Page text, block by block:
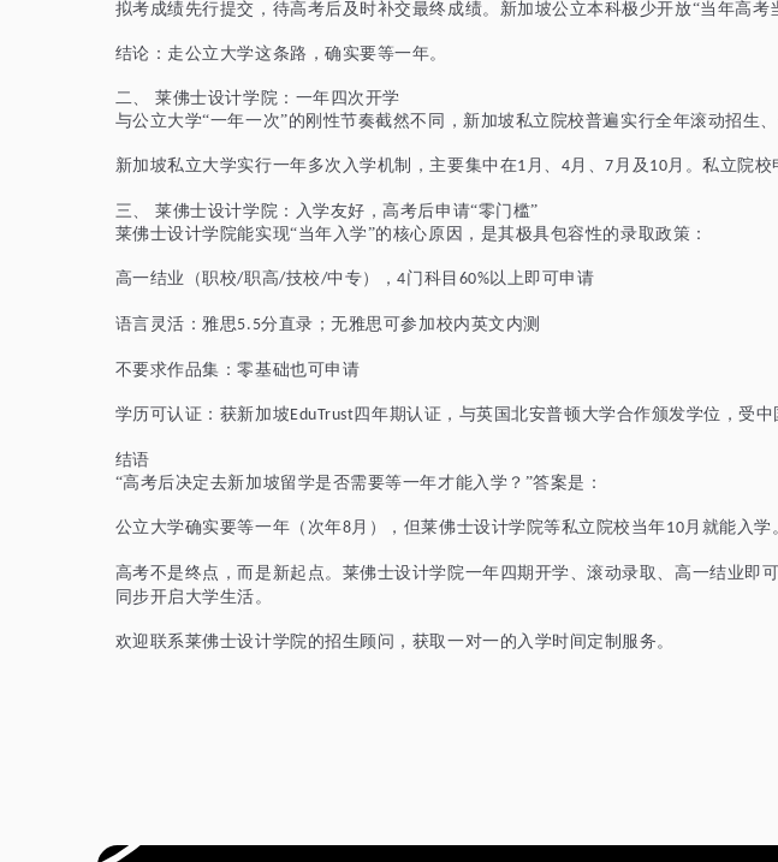
拟考成绩先行提交，待高考后及时补交最终成绩。新加坡公立本科极少开放“当年高考
结论：走公立大学这条路，确实要等一年。
二、
莱佛士设计学院：一年四次开学
与公立大学“一年一次”的刚性节奏截然不同，新加坡私立院校普遍实行全年滚动招生
新加坡私立大学实行一年多次入学机制，主要集中在1 月、 4月、7 月及 10月。私立院
三、 莱佛士设计学院：入学友好，高考后申请“零门槛”
莱佛士设计学院能实现“当年入学”的核心原因，是其极具包容性的录取政策：
高一结业（职校/职高/技校/中专），4门科目 60%以上即可申请
语言灵活：雅思5.5分直录；无雅思可参加校内英文内测
不要求作品集：零基础也可申请
学历可认证：获新加坡EduTrust四年期认证，与英国北安普顿大学合作颁发学位，受
结语
“高考后决定去新加坡留学是否需要等一年才能入学？”答案是：
公立大学确实要等一年（次年8月），但莱佛士设计学院等私立院校当年10月 就能入学
高考不是终点，而是新起点。莱佛士设计学院一年四期开学、滚动录取、 高一结业即
同步开启大学生活。
欢迎联系莱佛士设计学院的招生顾问，获取一对一的入学时间定制服务。